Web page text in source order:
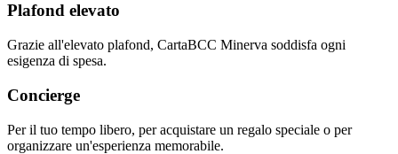
Plafond elevato
Grazie all'elevato plafond, CartaBCC Minerva soddisfa ogni
esigenza di spesa.
Concierge
Per il tuo tempo libero, per acquistare un regalo speciale o per
organizzare un'esperienza memorabile.